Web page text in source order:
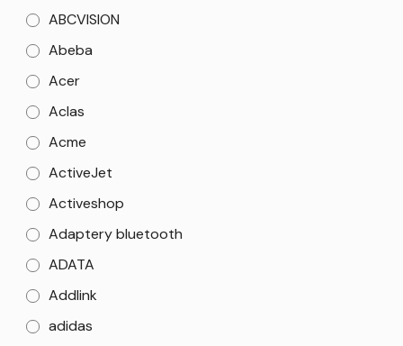
ABCVISION
Abeba
Acer
Aclas
Acme
ActiveJet
Activeshop
Adaptery bluetooth
ADATA
Addlink
adidas